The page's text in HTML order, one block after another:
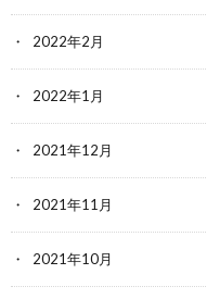
2022年2月
2022年1月
2021年12月
2021年11月
2021年10月